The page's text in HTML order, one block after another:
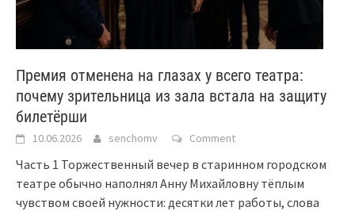
Премия отменена на глазах у всего театра:
почему зрительница из зала встала на защиту
билетёрши
10.06.2026 senchomv Comment
Часть 1 Торжественный вечер в старинном городском
театре обычно наполнял Анну Михайловну тёплым
чувством своей нужности: десятки лет работы, слова